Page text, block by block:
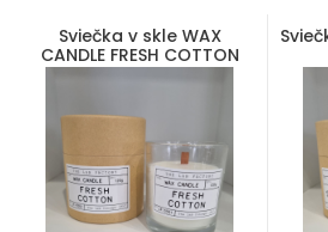
Sviečka v skle WAX
CANDLE FRESH COTTON